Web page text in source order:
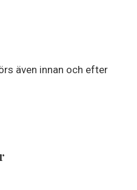
även innan och efter